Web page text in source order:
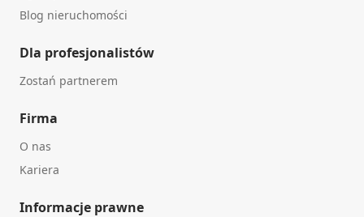
Blog nieruchomości
Dla profesjonalistów
Zostań partnerem
Firma
O nas
Kariera
Informacje prawne